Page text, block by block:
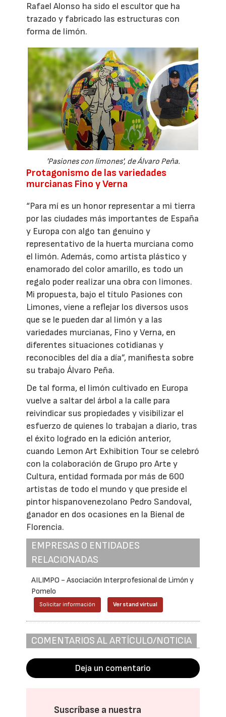
Rafael Alonso ha sido el escultor que ha
trazado y fabricado las estructuras con
forma de limón.
'Pasiones con limones', de Álvaro Peña.
Protagonismo de las variedades
murcianas Fino y Verna
“Para mí es un honor representar a mi tierra
por las ciudades más importantes de España
y Europa con algo tan genuino y
representativo de la huerta murciana como
el limón. Además, como artista plástico y
enamorado del color amarillo, es todo un
regalo poder realizar una obra con limones.
Mi propuesta, bajo el título Pasiones con
Limones, viene a reflejar los diversos usos
que se le pueden dar al limón y a las
variedades murcianas, Fino y Verna, en
diferentes situaciones cotidianas y
reconocibles del día a día”, manifiesta sobre
su trabajo Álvaro Peña.
De tal forma, el limón cultivado en Europa
vuelve a saltar del árbol a la calle para
reivindicar sus propiedades y visibilizar el
esfuerzo de quienes lo trabajan a diario, tras
el éxito logrado en la edición anterior,
cuando Lemon Art Exhibition Tour se celebró
con la colaboración de Grupo pro Arte y
Cultura, entidad formada por más de 600
artistas de todo el mundo y que preside el
pintor hispanovenezolano Pedro Sandoval,
ganador en dos ocasiones en la Bienal de
Florencia.
EMPRESAS O ENTIDADES
RELACIONADAS
AILIMPO - Asociación Interprofesional de Limón y
Pomelo
Solicitar información Ver stand virtual
COMENTARIOS AL ARTÍCULO/NOTICIA
Deja un comentario
Suscríbase a nuestra